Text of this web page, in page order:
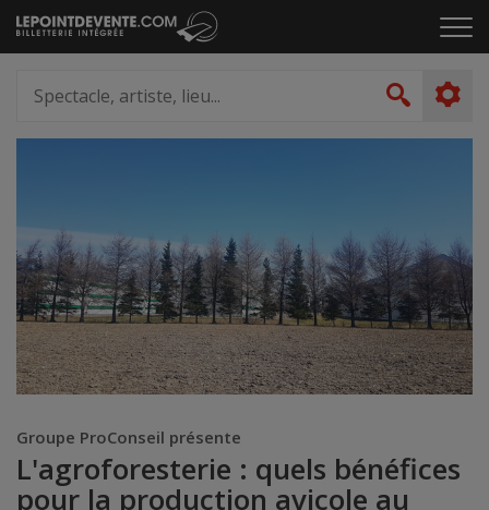
Passer
au
le
artiste,
lieu...
Groupe ProConseil présente
L'agroforesterie : quels bénéfices
pour la production avicole au